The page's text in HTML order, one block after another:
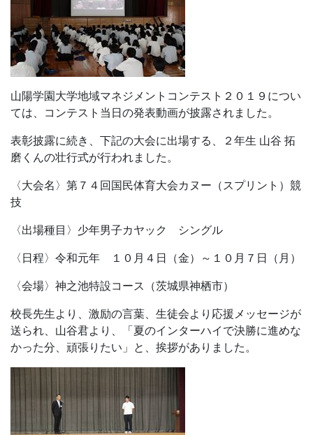
山陽学園大学地域マネジメントコンテスト２０１９につい
ては、コンテスト当日の発表動画が披露されました。
表彰披露に続き、下記の大会に出場する、２年生 山谷 拓
磨くんの壮行式が行われました。
〈大会名〉第７４回国民体育大会カヌー（スプリント）競
技
〈出場種目〉少年男子カヤック シングル
〈日程〉令和元年 １０月４日（金）～１０月７日（月）
〈会場〉神之池特設コース（茨城県神栖市）
校長先生より、激励の言葉、生徒会より応援メッセージが
送られ、山谷君より、「夏のインターハイで決勝に進めな
かった分、頑張りたい」と、挨拶がありました。